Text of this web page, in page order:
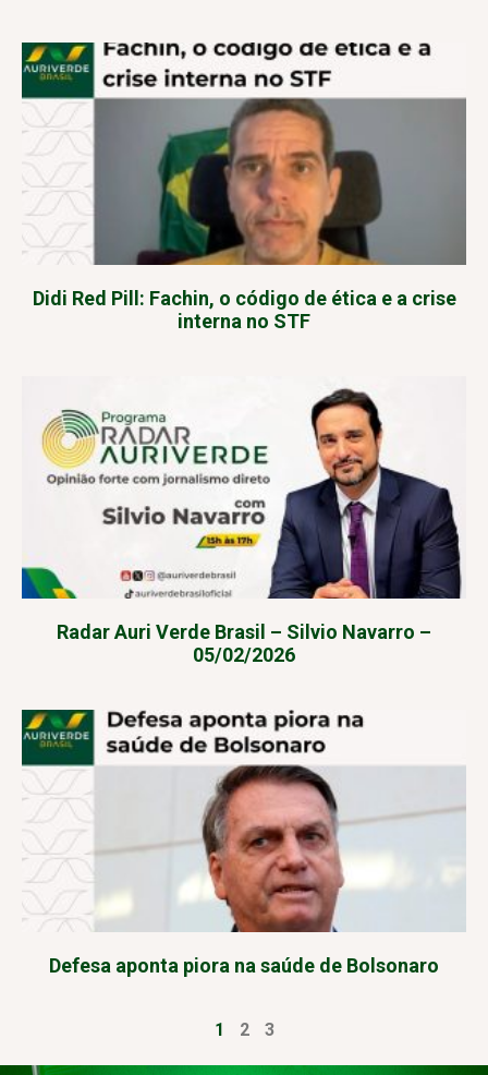
Didi Red Pill: Fachin, o código de ética e a crise
interna no STF
Radar Auri Verde Brasil – Silvio Navarro –
05/02/2026
Defesa aponta piora na saúde de Bolsonaro
1 2 3